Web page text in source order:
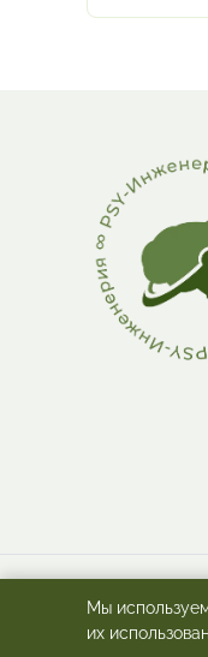
Мы
их